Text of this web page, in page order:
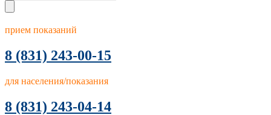
прием показаний
8 (831) 243-00-15
для населения/показания
8 (831) 243-04-14